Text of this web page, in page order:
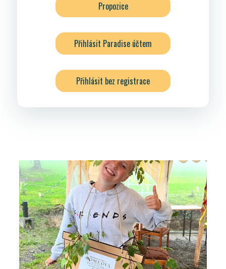
Propozice
Přihlásit Paradise účtem
Přihlásit bez registrace